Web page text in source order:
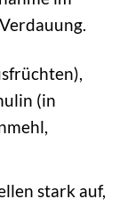
(in
stark auf,